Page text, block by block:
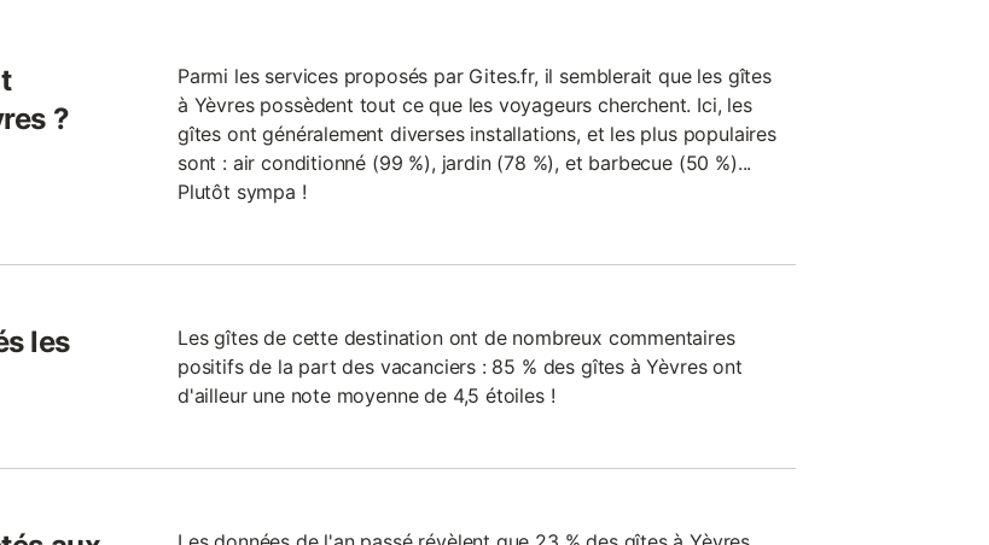
?
Parmi les services proposés par Gites.fr, il semblerait que les gîtes
à Yèvres possèdent tout ce que les voyageurs cherchent. Ici, les
gîtes ont généralement diverses installations, et les plus populaires
sont : air conditionné (99 %), jardin (78 %), et barbecue (50 %)...
Plutôt sympa !
les
Les gîtes de cette destination ont de nombreux commentaires
positifs de la part des vacanciers : 85 % des gîtes à Yèvres ont
d'ailleur une note moyenne de 4,5 étoiles !